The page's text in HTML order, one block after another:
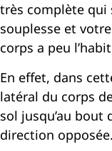
très complète qui
souplesse et
corps a peu
En effet, dans
latéral du corps
sol jusqu’au bout
direction opposée.